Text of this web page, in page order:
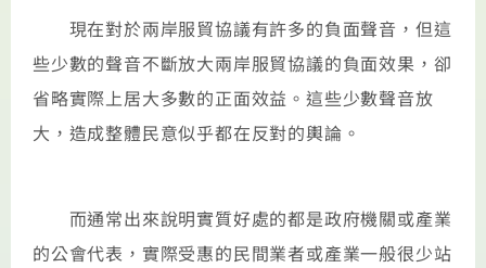
現在對於兩岸服貿協議有許多的負面聲音，但這
些少數的聲音不斷放大兩岸服貿協議的負面效果，卻
省略實際上居大多數的正面效益。這些少數聲音放
大，造成整體民意似乎都在反對的輿論。
而通常出來說明實質好處的都是政府機關或產業
的公會代表，實際受惠的民間業者或產業一般很少站